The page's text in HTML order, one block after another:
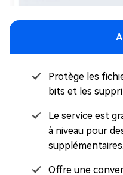
Protège les
bits et les
Le service est
à niveau pour
supplémentaires.
Offre une